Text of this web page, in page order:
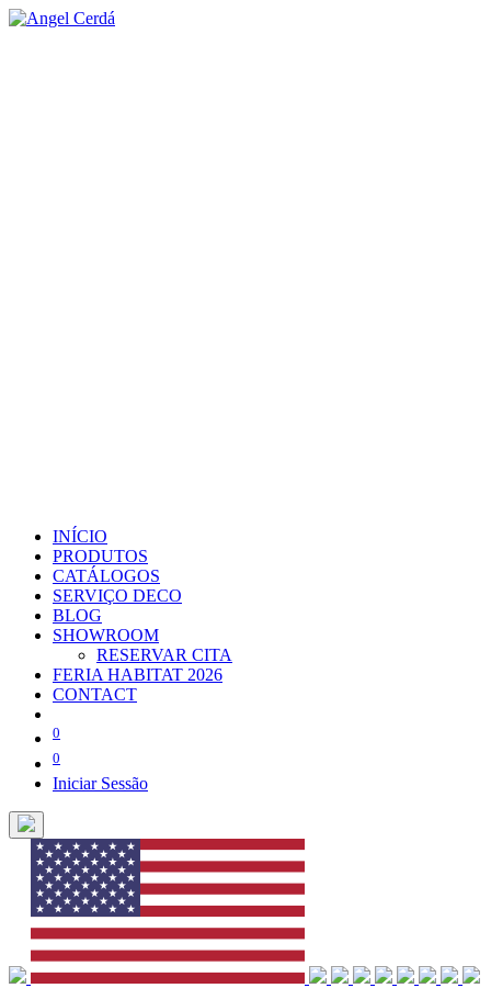
INÍCIO
PRODUTOS
CATÁLOGOS
SERVIÇO DECO
BLOG
SHOWROOM
RESERVAR CITA
FERIA HABITAT 2026
CONTACT
0
0
Iniciar Sessão